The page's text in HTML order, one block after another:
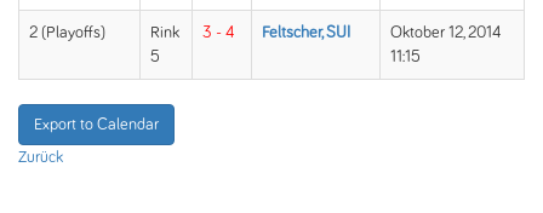
2 (Playoffs)
Rink
5
3 - 4 Feltscher, SUI
Oktober 12, 2014
11:15
Export to Calendar
Zurück